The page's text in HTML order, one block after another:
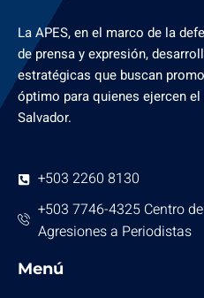
La APES, en el marco de la
de prensa y expresión,
estratégicas que buscan
óptimo para quienes ejercen
Salvador.
+503 2260 8130
+503 7746-4325 Centro
Agresiones a Periodistas
Menú